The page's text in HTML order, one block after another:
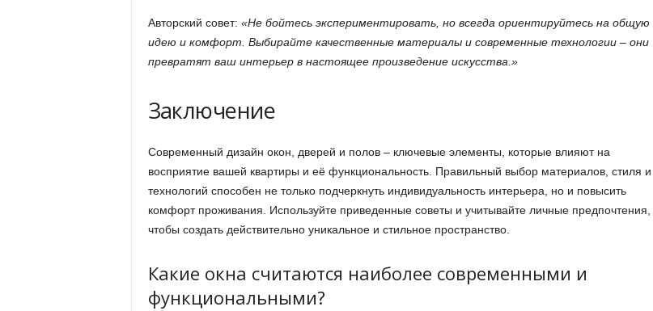
Авторский совет: «Не бойтесь экспериментировать, но всегда ориентируйтесь на общую
идею и комфорт. Выбирайте качественные материалы и современные технологии – они
превратят ваш интерьер в настоящее произведение искусства.»
Заключение
Современный дизайн окон, дверей и полов – ключевые элементы, которые влияют на
восприятие вашей квартиры и её функциональность. Правильный выбор материалов, стиля и
технологий способен не только подчеркнуть индивидуальность интерьера, но и повысить
комфорт проживания. Используйте приведенные советы и учитывайте личные предпочтения,
чтобы создать действительно уникальное и стильное пространство.
Какие окна считаются наиболее современными и
функциональными?